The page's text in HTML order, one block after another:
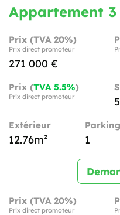
Appartement 3
Prix (TVA 20%)
Prix direct promoteur
271 000 €
Prix (TVA 5.5%)
Prix direct promoteur
Extérieur
12.76m² 1
Prix (TVA 20%)
Prix direct promoteur